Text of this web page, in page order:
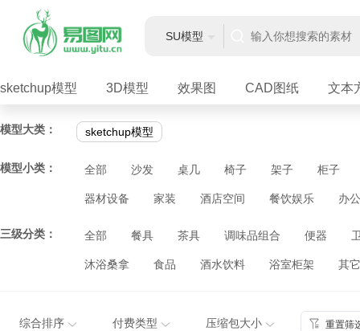
SU模型
sketchup模型 3D模型 效果图 CAD图纸 文本
模型大类： sketchup模型
模型小类： 全部 沙发 桌几 椅子 架子 柜子
器材设备 家装 酒店空间 餐饮娱乐 办
三级分类： 全部 餐具 茶具 调味品组合 便器
沐浴桑拿 食品 酒水饮料 浴室柜架 其
综合排序 付费类型 压缩包大小 重置筛